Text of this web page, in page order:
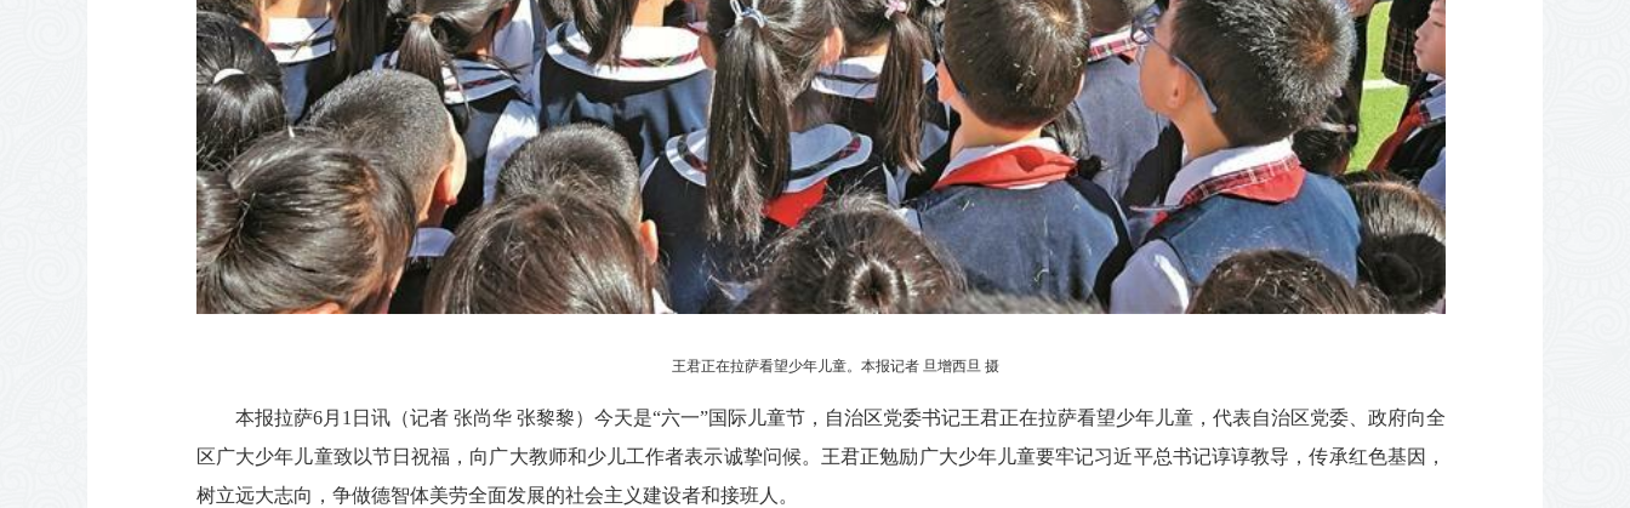
王君正在拉萨看望少年儿童。本报记者 旦增西旦 摄
本报拉萨6月1日讯（记者 张尚华 张黎黎）今天是“六一”国际儿童节，自治区党委书记王君正在拉萨看望少年儿童，代表自治区党委、政府向全
区广大少年儿童致以节日祝福，向广大教师和少儿工作者表示诚挚问候。王君正勉励广大少年儿童要牢记习近平总书记谆谆教导，传承红色基因，
树立远大志向，争做德智体美劳全面发展的社会主义建设者和接班人。